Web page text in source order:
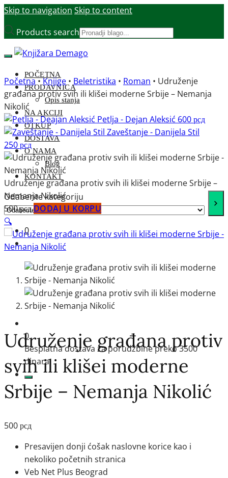
Skip to navigation Skip to content
Products search
POČETNA
PRODAVNICA
Opis stanja
NA AKCIJI
OTKUP
DOSTAVA
O NAMA
Blog
KONTAKT
Odaberite kategoriju
0
0
Besplatna dostava za porudžbine preko 3500
dinara
Početna•Knjige • Beletristika • Roman • Udruženje
građana protiv svih ili klišei moderne Srbije – Nemanja
Nikolić
Petlja - Dejan Aleksić 600рсд
Zaveštanje - Danijela Stil
250рсд
Udruženje građana protiv svih ili klišei moderne Srbije –
Nemanja Nikolić
500рсд DODAJ U KORPU
🔍
Udruženje građana protiv
svih ili klišei moderne
Srbije – Nemanja Nikolić
500рсд
Presavijen donji ćošak naslovne korice kao i
nekoliko početnih stranica
Veb Net Plus Beograd